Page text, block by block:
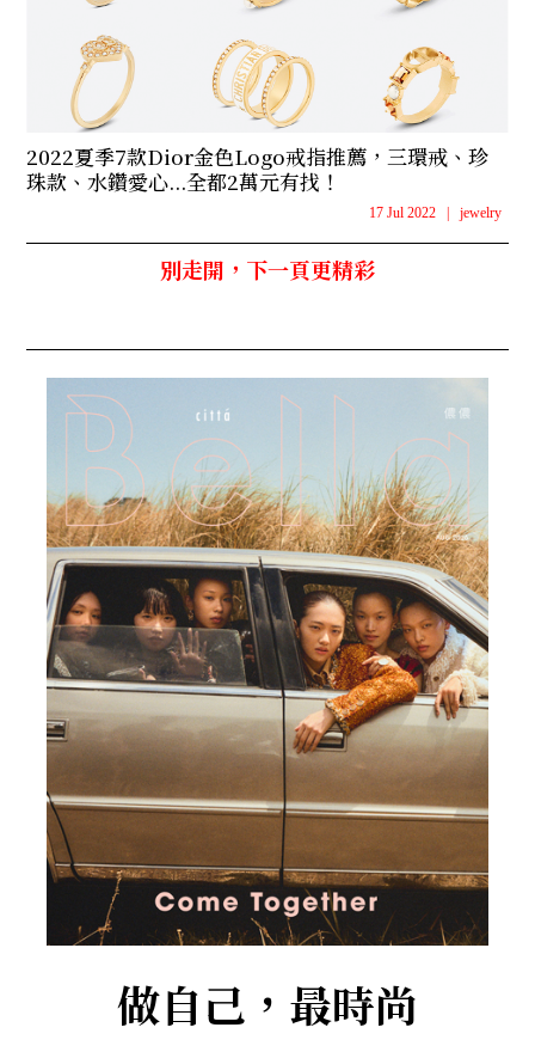
2022夏季7款Dior金色Logo戒指推薦，三環戒、珍
珠款、水鑽愛心...全都2萬元有找！
17 Jul 2022 | jewelry
別走開，下一頁更精彩
做自己，最時尚